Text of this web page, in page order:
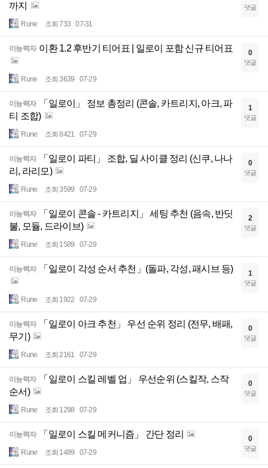
까지
Rune 조회 733 07-31
댓글
이능력자 이환 1.2 후반기 티어표 | 일로이 포함 신규 티어표
Rune 조회 3639 07-29
0
댓글
이능력자
「일로이」 정보 총정리 (콘솔, 카트리지, 아크, 파
티 조합)
Rune 조회 8421 07-29
1
댓글
이능력자
「일로이 파티」 조합, 딜 사이클 정리 (신쿠, 나나
리, 라리모)
Rune 조회 3599 07-29
0
댓글
이능력자
「일로이 콘솔 - 카트리지」 세팅 추천 (음속, 반딧
불, 모듈, 드라이브)
Rune 조회 1589 07-29
2
댓글
이능력자 「일로이 각성 순서 추천」(돌파, 각성, 패시브 등)
Rune 조회 1922 07-29
1
댓글
이능력자
「일로이 아크 추천」 우선 순위 정리 (전무, 배패,
무기)
Rune 조회 2161 07-29
0
댓글
이능력자
「일로이 스킬 레벨 업」 우선순위 (스킬작, 스작
순서)
Rune 조회 1298 07-29
0
댓글
이능력자 「일로이 스킬 메커니즘」 간단 정리
Rune 조회 1489 07-29
0
댓글